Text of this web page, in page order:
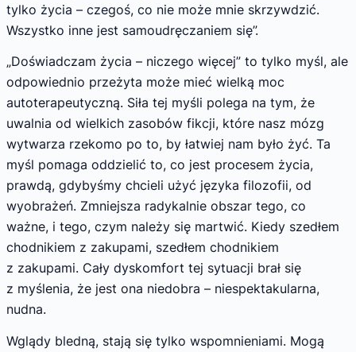
tylko życia – czegoś, co nie może mnie skrzywdzić.
Wszystko inne jest samoudręczaniem się”.
„Doświadczam życia – niczego więcej” to tylko myśl, ale
odpowiednio przeżyta może mieć wielką moc
autoterapeutyczną. Siła tej myśli polega na tym, że
uwalnia od wielkich zasobów fikcji, które nasz mózg
wytwarza rzekomo po to, by łatwiej nam było żyć. Ta
myśl pomaga oddzielić to, co jest procesem życia,
prawdą, gdybyśmy chcieli użyć języka filozofii, od
wyobrażeń. Zmniejsza radykalnie obszar tego, co
ważne, i tego, czym należy się martwić. Kiedy szedłem
chodnikiem z zakupami, szedłem chodnikiem
z zakupami. Cały dyskomfort tej sytuacji brał się
z myślenia, że jest ona niedobra – niespektakularna,
nudna.
Wglądy bledną, stają się tylko wspomnieniami. Mogą